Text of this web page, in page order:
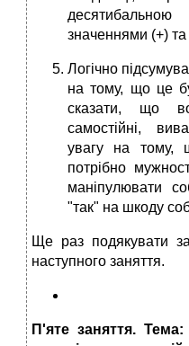
значеннями (+) та
Логічно
на тому, що це
сказати, що
самостійні,
увагу на тому,
потрібно
маніпулювати
"так" на шкоду
Ще раз подякувати
наступного заняття.
П'яте заняття. Тема: